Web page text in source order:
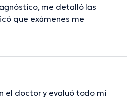
me detalló las
que exámenes me
el doctor y evaluó todo mi